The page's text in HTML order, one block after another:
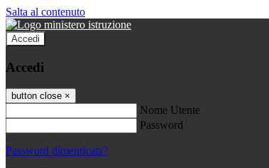
Salta al contenuto
Accedi
Accedi
button close ×
Nome Utente
Password
Password dimenticata?